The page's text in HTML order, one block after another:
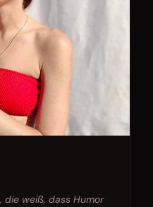
die weiß, dass Humor